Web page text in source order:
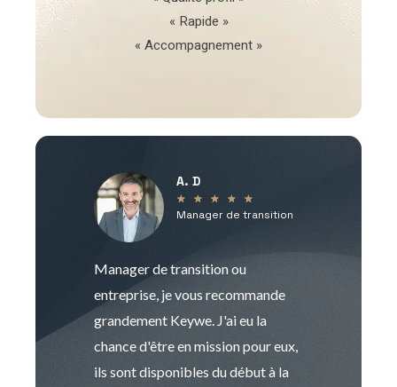
« Rapide »
« Accompagnement »
A. D
★ ★ ★ ★ ★
Manager de transition
Manager de transition ou
entreprise, je vous recommande
grandement Keywe. J'ai eu la
chance d'être en mission pour eux,
ils sont disponibles du début à la